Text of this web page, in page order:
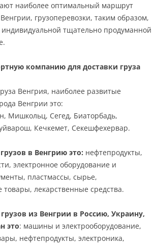
наиболее оптимальный маршрут
грузоперевозки, таким образом,
тщательно продуманной
компанию для доставки груза
Венгрия, наиболее развитые
Венгрии это:
Мишкольц, Сегед, Биаторбадь,
Кечкемет, Секешфехервар.
в Венгрию это: нефтепродукты,
электронное оборудование и
пластмассы, сырье,
товары, лекарственные средства.
из Венгрии в Россию, Украину,
это: машины и электрооборудование,
нефтепродукты, электроника,